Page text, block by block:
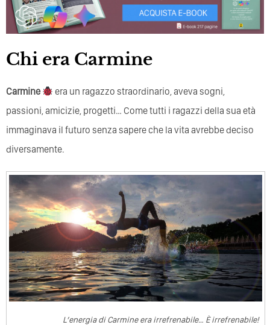
Chi era Carmine
Carmine
era un ragazzo straordinario, aveva sogni,
passioni, amicizie, progetti… Come tutti i ragazzi della sua età
immaginava il futuro senza sapere che la vita avrebbe deciso
diversamente.
L’energia di Carmine era irrefrenabile… È irrefrenabile!